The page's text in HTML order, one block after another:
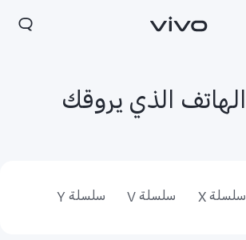
الذي يروقك
سلسلة X سلسلة V سلسلة Y